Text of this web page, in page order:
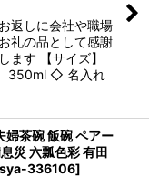
返しに会社や職場
礼の品として感謝
ます 【サイズ】
350ml ◇ 名入れ
婦茶碗 飯碗 ペアー
災 六瓢色彩 有田
336106]